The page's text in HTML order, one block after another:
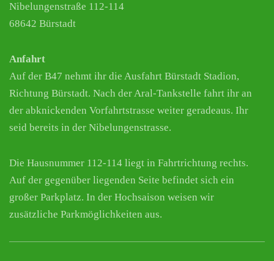
Nibelungenstraße 112-114
68642 Bürstadt
Anfahrt
Auf der B47 nehmt ihr die Ausfahrt Bürstadt Stadion,
Richtung Bürstadt. Nach der Aral-Tankstelle fahrt ihr an
der abknickenden Vorfahrtstrasse weiter geradeaus. Ihr
seid bereits in der Nibelungenstrasse.
Die Hausnummer 112-114 liegt in Fahrtrichtung rechts.
Auf der gegenüber liegenden Seite befindet sich ein
großer Parkplatz. In der Hochsaison weisen wir
zusätzliche Parkmöglichkeiten aus.